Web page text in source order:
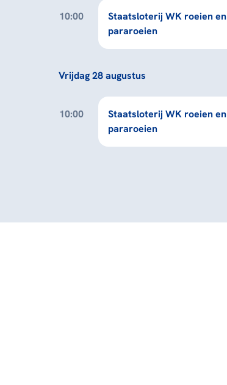
10:00
Staatsloterij WK roeien en
pararoeien
Vrijdag 28 augustus
10:00
Staatsloterij WK roeien en
pararoeien